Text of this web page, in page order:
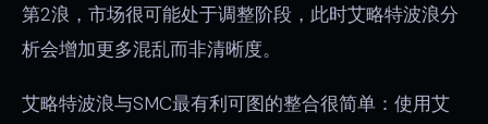
第2浪，市场很可能处于调整阶段，此时艾略特波浪分
析会增加更多混乱而非清晰度。
艾略特波浪与SMC最有利可图的整合很简单：使用艾